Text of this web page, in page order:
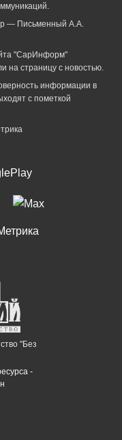
— Письменный А.А.
"СарИнформ"
на страницу с новостью.
информации в
с пометкой
"Без
-